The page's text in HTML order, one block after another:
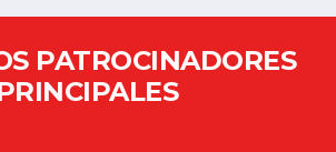
PATROCINADORES